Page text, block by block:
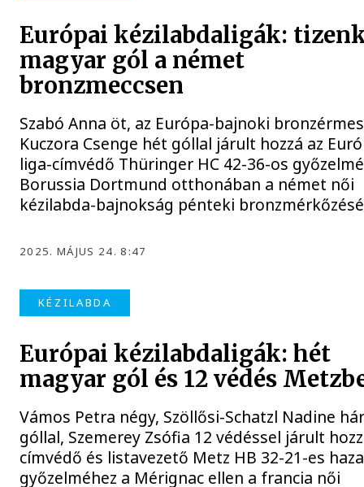
Európai kézilabdaligák:
magyar gól a német
bronzmeccsen
Szabó Anna öt, az Európa-bajnoki bronzérmes
Kuczora Csenge hét góllal járult hozzá az
liga-címvédő Thüringer HC 42-36-os
Borussia Dortmund otthonában a német női
kézilabda-bajnokság pénteki
2025. MÁJUS 24. 8:47
KÉZILABDA
Európai kézilabdaligák: hét
magyar gól és 12 védés
Vámos Petra négy, Szöllősi-Schatzl Nadine
góllal, Szemerey Zsófia 12 védéssel járult
címvédő és listavezető Metz HB 32-21-es
győzelméhez a Mérignac ellen a francia női